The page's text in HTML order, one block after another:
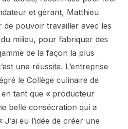
et gérant, Matthieu
pouvoir travailler avec les
milieu, pour fabriquer des
de la façon la plus
une réussite. L’entreprise
le Collège culinaire de
tant que « producteur
belle consécration qui a
eu l’idée de créer une